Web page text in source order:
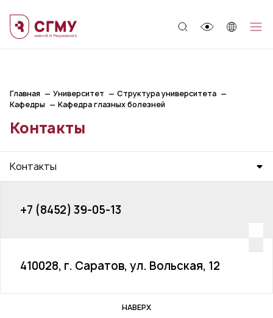
Главная Университет
Структура университета
Кафедры
Кафедра глазных болезней
Контакты
Контакты
+7 (8452) 39-05-13
410028, г. Саратов, ул. Вольская, 12
НАВЕРХ